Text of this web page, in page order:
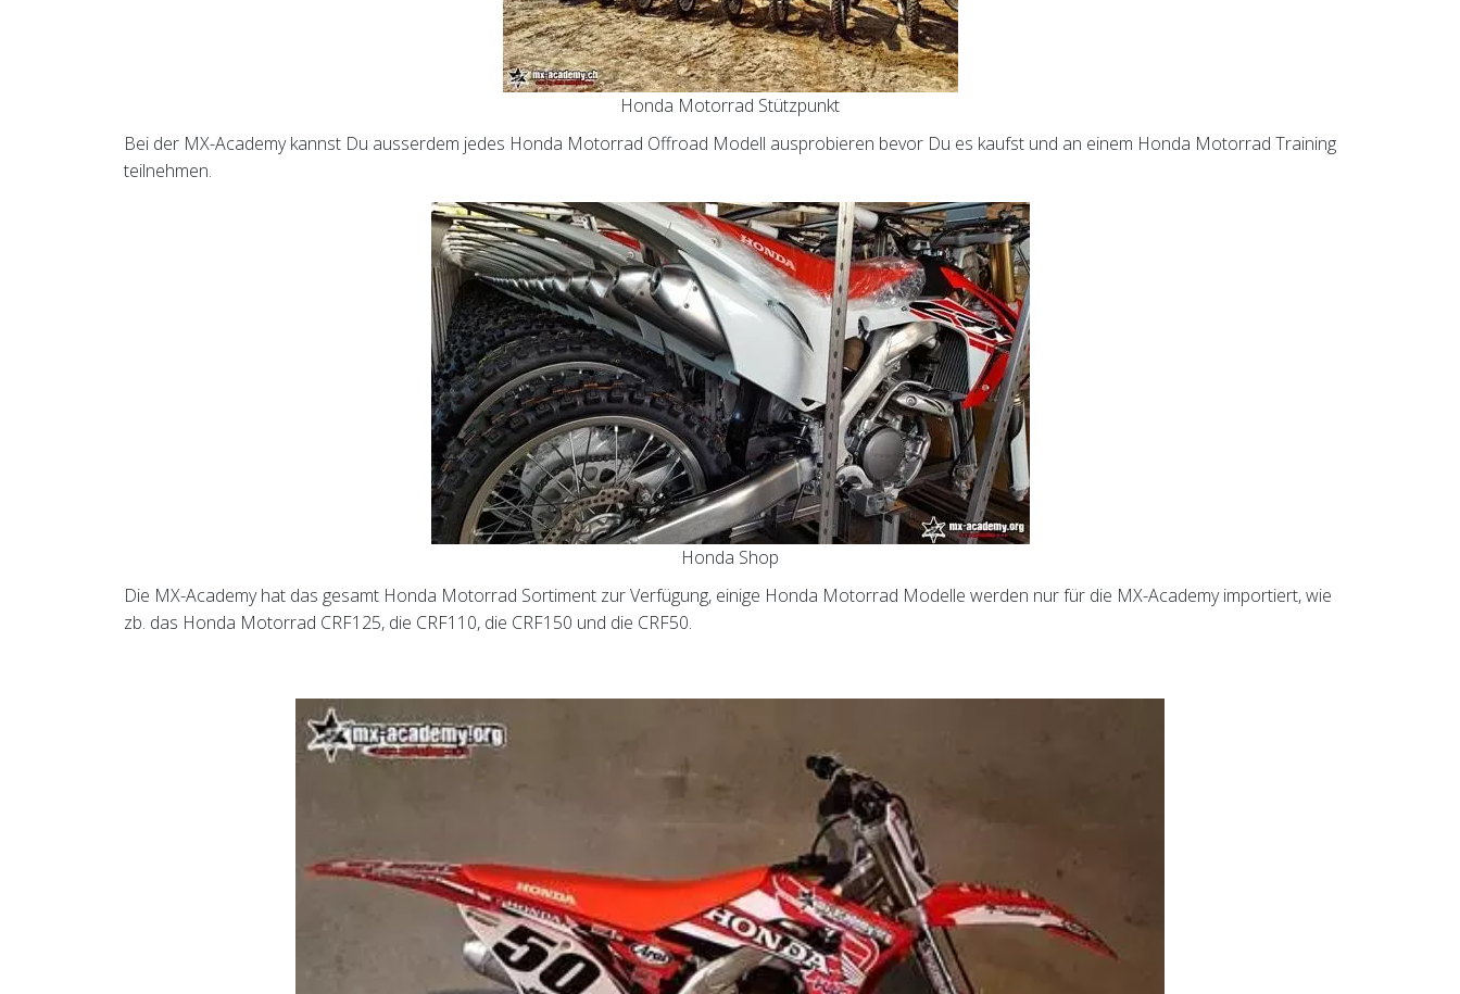
Honda Motorrad Stützpunkt
Bei der MX-Academy kannst Du ausserdem jedes Honda Motorrad Offroad Modell ausprobieren bevor Du es kaufst und an einem Honda Motorrad Training
teilnehmen.
Honda Shop
Die MX-Academy hat das gesamt Honda Motorrad Sortiment zur Verfügung, einige Honda Motorrad Modelle werden nur für die MX-Academy importiert, wie
zb. das Honda Motorrad CRF125, die CRF110, die CRF150 und die CRF50.